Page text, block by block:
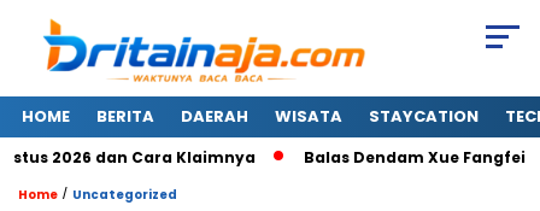
HOME BERITA DAERAH WISATA STAYCATION
dan Cara Klaimnya Balas Dendam Xue Fangfei
Home / Uncategorized